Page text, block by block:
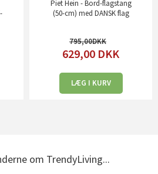
Piet Hein - Bord-flagstang
(50-cm) med DANSK flag
795,00
629,00 DKK
LÆG I KURV
om TrendyLiving...